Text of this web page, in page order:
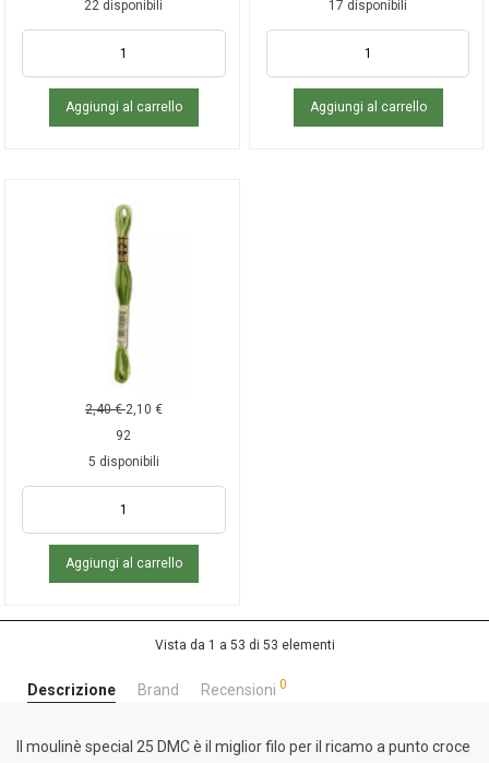
22 disponibili
Aggiungi al carrello
17 disponibili
Aggiungi al carrello
2,40€ 2,10 €
92
5 disponibili
Aggiungi al carrello
Vista da 1 a 53 di 53 elementi
Descrizione Brand Recensioni 0
Il moulinè special 25 DMC è il miglior filo per il ricamo a punto croce